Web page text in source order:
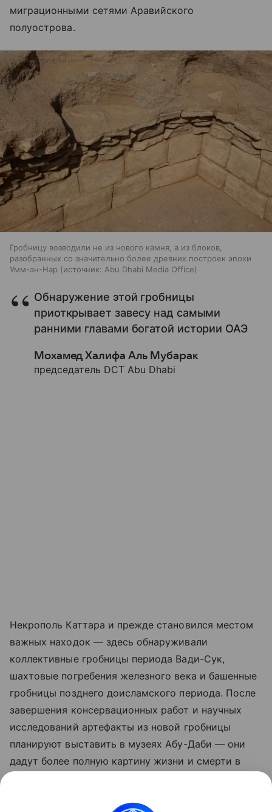
миграционными сетями Аравийского
полуострова.
Гробницу возводили не из нового камня, а из блоков,
разобранных со значительно более древних построек эпохи
Умм-эн-Нар
источник: Abu Dhabi Media Office
Обнаружение этой гробницы
приоткрывает завесу над самыми
ранними главами богатой истории ОАЭ
Мохамед Халифа Аль Мубарак
председатель DCT Abu Dhabi
Некрополь Каттара и прежде становился местом
важных находок — здесь обнаруживали
коллективные гробницы периода Вади-Сук,
шахтовые погребения железного века и башенные
гробницы позднего доисламского периода. После
завершения консервационных работ и научных
исследований артефакты из новой гробницы
планируют выставить в музеях Абу-Даби — они
дадут более полную картину жизни и смерти в